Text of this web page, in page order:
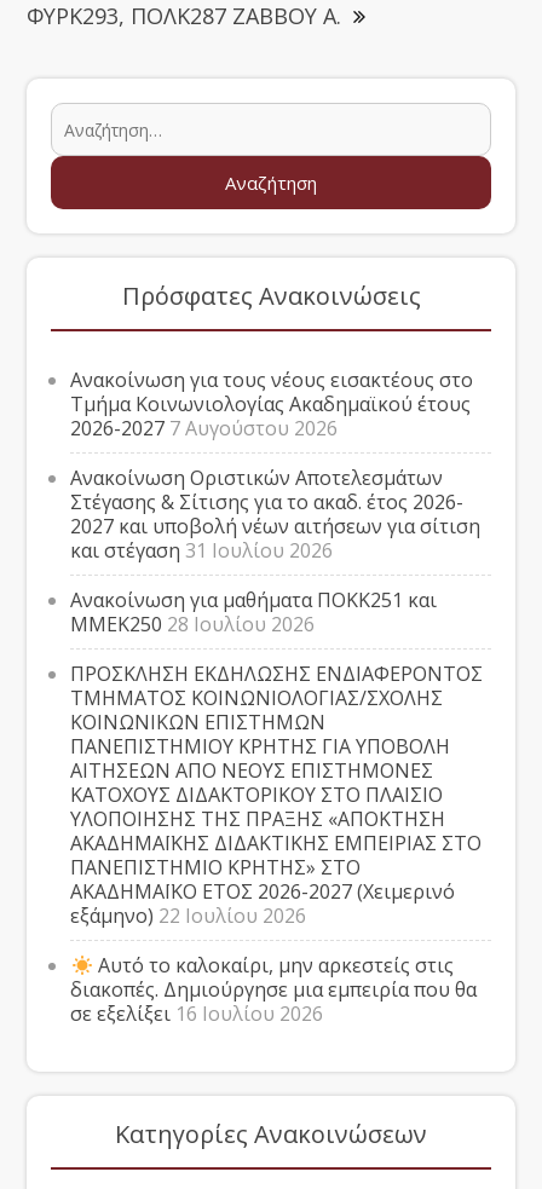
ΦΥΡΚ293, ΠΟΛΚ287 ΖΑΒΒΟΥ Α.
Πρόσφατες Ανακοινώσεις
Ανακοίνωση για τους νέους εισακτέους στο
Τμήμα Κοινωνιολογίας Ακαδημαϊκού έτους
2026-2027 7 Αυγούστου 2026
Ανακοίνωση Οριστικών Αποτελεσμάτων
Στέγασης & Σίτισης για το ακαδ. έτος 2026-
2027 και υποβολή νέων αιτήσεων για σίτιση
και στέγαση 31 Ιουλίου 2026
Ανακοίνωση για μαθήματα ΠΟΚΚ251 και
ΜΜΕΚ250 28 Ιουλίου 2026
ΠΡΟΣΚΛΗΣΗ ΕΚΔΗΛΩΣΗΣ ΕΝΔΙΑΦΕΡΟΝΤΟΣ
ΤΜΗΜΑΤΟΣ ΚΟΙΝΩΝΙΟΛΟΓΙΑΣ/ΣΧΟΛΗΣ
ΚΟΙΝΩΝΙΚΩΝ ΕΠΙΣΤΗΜΩΝ
ΠΑΝΕΠΙΣΤΗΜΙΟΥ ΚΡΗΤΗΣ ΓΙΑ ΥΠΟΒΟΛΗ
ΑΙΤΗΣΕΩΝ ΑΠΟ ΝΕΟΥΣ ΕΠΙΣΤΗΜΟΝΕΣ
ΚΑΤΟΧΟΥΣ ΔΙΔΑΚΤΟΡΙΚΟΥ ΣΤΟ ΠΛΑΙΣΙΟ
ΥΛΟΠΟΙΗΣΗΣ ΤΗΣ ΠΡΑΞΗΣ «ΑΠΟΚΤΗΣΗ
ΑΚΑΔΗΜΑΪΚΗΣ ΔΙΔΑΚΤΙΚΗΣ ΕΜΠΕΙΡΙΑΣ ΣΤΟ
ΠΑΝΕΠΙΣΤΗΜΙΟ ΚΡΗΤΗΣ» ΣΤΟ
ΑΚΑΔΗΜΑΪΚΟ ΕΤΟΣ 2026-2027 (Χειμερινό
εξάμηνο) 22 Ιουλίου 2026
Αυτό το καλοκαίρι, μην αρκεστείς στις
διακοπές. Δημιούργησε μια εμπειρία που θα
σε εξελίξει 16 Ιουλίου 2026
Κατηγορίες Ανακοινώσεων